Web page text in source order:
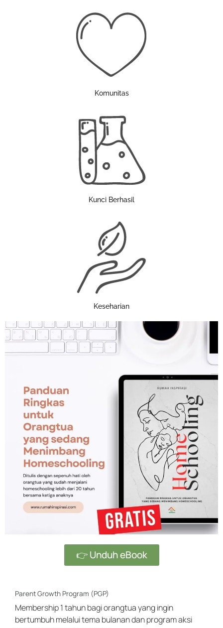
Komunitas
Kunci Berhasil
Keseharian
👉 Unduh eBook
Parent Growth Program (PGP)
Membership 1 tahun bagi orangtua yang ingin
bertumbuh melalui tema bulanan dan program aksi